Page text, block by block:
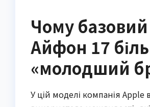
Чому базовий
Айфон 17
«молодший
У цій моделі компанія Apple